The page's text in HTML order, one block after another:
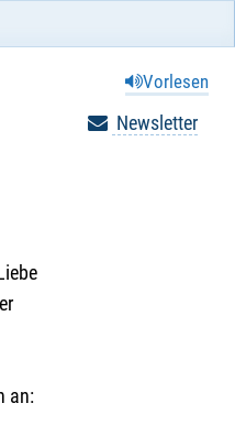
Vorlesen
Newsletter
an: